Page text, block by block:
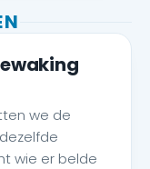
we de
wie er belde